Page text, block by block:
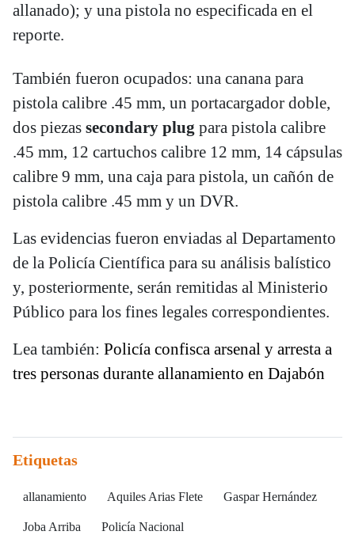
allanado); y una pistola no especificada en el
reporte.
También fueron ocupados: una canana para
pistola calibre .45 mm, un portacargador doble,
dos piezas secondary plug para pistola calibre
.45 mm, 12 cartuchos calibre 12 mm, 14 cápsulas
calibre 9 mm, una caja para pistola, un cañón de
pistola calibre .45 mm y un DVR.
Las evidencias fueron enviadas al Departamento
de la Policía Científica para su análisis balístico
y, posteriormente, serán remitidas al Ministerio
Público para los fines legales correspondientes.
Lea también: Policía confisca arsenal y arresta a
tres personas durante allanamiento en Dajabón
Etiquetas
allanamiento Aquiles Arias Flete Gaspar Hernández
Joba Arriba Policía Nacional